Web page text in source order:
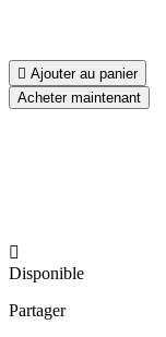
 Ajouter au panier
Acheter maintenant

Disponible
Partager